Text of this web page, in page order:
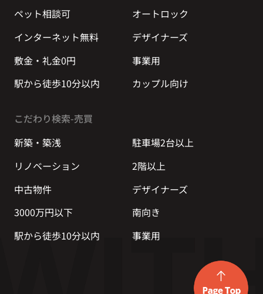
ペット相談可
オートロック
インターネット無料
デザイナーズ
敷金・礼金0円
事業用
駅から徒歩10分以内
カップル向け
こだわり検索-売買
新築・築浅
駐車場2台以上
リノベーション
2階以上
中古物件
デザイナーズ
3000万円以下
南向き
駅から徒歩10分以内
事業用